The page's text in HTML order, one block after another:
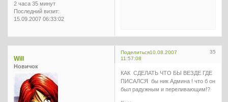
2 часа 35 минут
Последний визит:
15.09.2007 06:33:02
Поделиться 35
10.08.2007
11:57:08
Will
Новичок
КАК СДЕЛАТЬ ЧТО БЫ ВЕЗДЕ ГДЕ
ПИСАЛСЯ бы ник Админа ! что б он
был радужным и переливающим!?